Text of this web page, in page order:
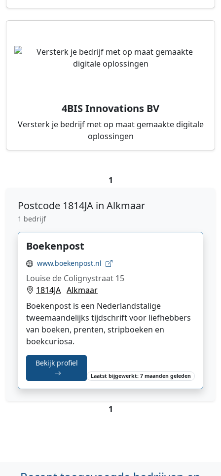
4BIS Innovations BV
Versterk je bedrijf met op maat gemaakte digitale
oplossingen
1
Postcode 1814JA in Alkmaar
1 bedrijf
Boekenpost
www.boekenpost.nl
Louise de Colignystraat 15
1814JA Alkmaar
Boekenpost is een Nederlandstalige
tweemaandelijks tijdschrift voor liefhebbers
van boeken, prenten, stripboeken en
boekcuriosa.
Bekijk profiel
Laatst bijgewerkt: 7 maanden geleden
1